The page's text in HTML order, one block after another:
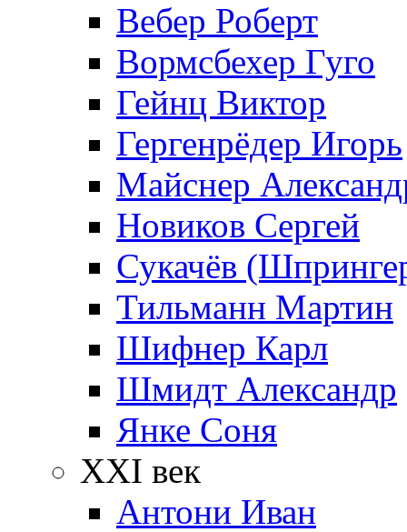
Вебер Роберт
Вормсбехер Гуго
Гейнц Виктор
Гергенрёдер Игорь
Майснер
Новиков Сергей
Сукачёв
Тильманн Мартин
Шифнер Карл
Шмидт Александр
Янке Соня
XXI век
Антони Иван